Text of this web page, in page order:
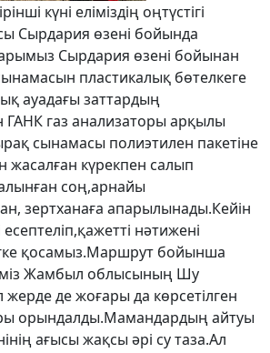
күні еліміздің оңтүстігі
Сырдария өзені бойында
Сырдария өзені бойынан
пластикалық бөтелкеге
ауадағы заттардың
ГАНК газ анализаторы арқылы
сынамасы полиэтилен пакетіне
жасалған күрекпен салып
соң,арнайы
зертханаға апарылынады.Кейін
нәтижені
қосамыз.Маршрут бойынша
Жамбыл облысының Шу
жерде де жоғары да көрсетілген
орындалды.Мамандардың айтуы
ағысы жақсы әрі су таза.Ал